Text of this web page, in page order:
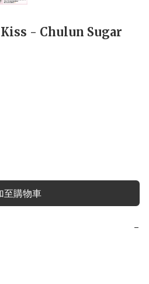
- Chulun Sugar
至購物車
−